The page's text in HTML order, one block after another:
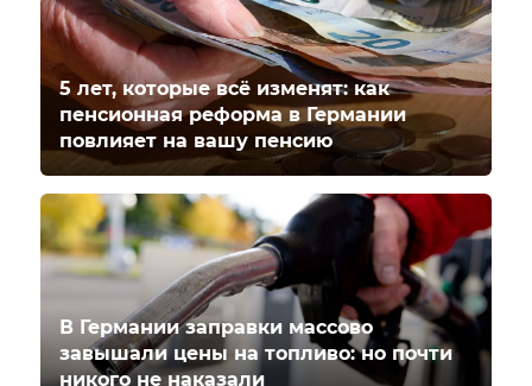
5 лет, которые всё изменят: как
пенсионная реформа в Германии
повлияет на вашу пенсию
В Германии заправки массово
завышали цены на топливо: но почти
никого не наказали